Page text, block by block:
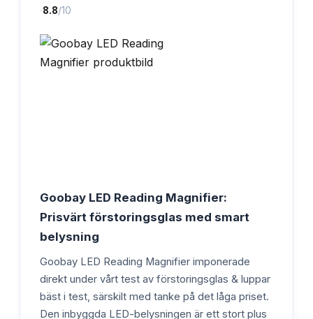
·8.8/10
Goobay LED Reading Magnifier:
Prisvärt förstoringsglas med smart
belysning
Goobay LED Reading Magnifier imponerade
direkt under vårt test av förstoringsglas & luppar
bäst i test, särskilt med tanke på det låga priset.
Den inbyggda LED-belysningen är ett stort plus